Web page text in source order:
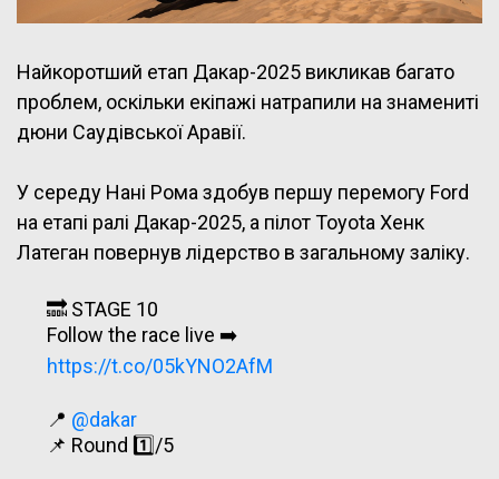
Найкоротший етап Дакар-2025 викликав багато
проблем, оскільки екіпажі натрапили на знамениті
дюни Саудівської Аравії.
У середу Нані Рома здобув першу перемогу Ford
на етапі ралі Дакар-2025, а пілот Toyota Хенк
Латеган повернув лідерство в загальному заліку.
🔜 STAGE 10
Follow the race live ➡️
https://t.co/05kYNO2AfM
📍 @dakar
📌 Round 1️⃣/5